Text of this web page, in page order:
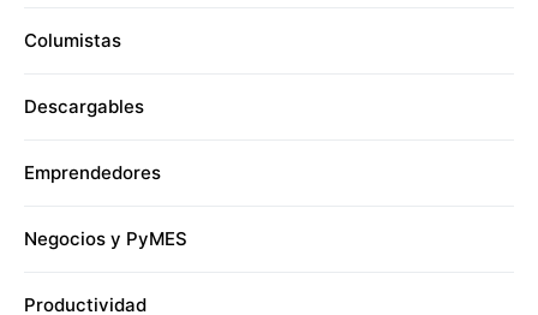
Columistas
Descargables
Emprendedores
Negocios y PyMES
Productividad